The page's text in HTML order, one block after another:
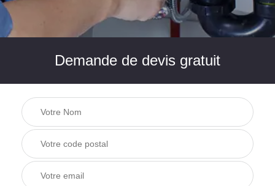
Demande de devis gratuit